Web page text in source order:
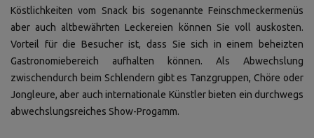
Köstlichkeiten vom Snack bis sogenannte Feinschmeckermenüs
aber auch altbewährten Leckereien können Sie voll auskosten.
Vorteil für die Besucher ist, dass Sie sich in einem beheizten
Gastronomiebereich aufhalten können. Als Abwechslung
zwischendurch beim Schlendern gibt es Tanzgruppen, Chöre oder
Jongleure, aber auch internationale Künstler bieten ein durchwegs
abwechslungsreiches Show-Progamm.